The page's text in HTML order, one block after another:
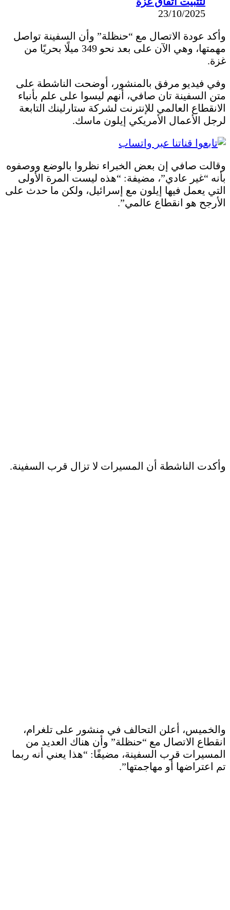
23/10/2025
وأكد عودة الاتصال مع “حنظلة” وأن السفينة تواصل
مهمتها، وهي الآن على بعد نحو 349 ميلًا بحريًا من
غزة.
وفي فيديو مرفق بالمنشور، أوضحت الناشطة على
متن السفينة تان صافي، أنهم ليسوا على علم بأنباء
الانقطاع العالمي للإنترنت لشركة ستارلينك التابعة
لرجل الأعمال الأمريكي إيلون ماسك.
وقالت صافي إن بعض الخبراء نظروا بالوضع ووصفوه
بأنه “غير عادي”، مضيفة: “هذه ليست المرة الأولى
التي يعمل فيها إيلون مع إسرائيل، ولكن ما حدث على
الأرجح هو انقطاع عالمي”.
وأكدت الناشطة أن المسيرات لا تزال قرب السفينة.
والخميس، أعلن التحالف في منشور على تلغرام،
انقطاع الاتصال مع “حنظلة” وأن هناك العديد من
المسيرات قرب السفينة، مضيفًا: “هذا يعني أنه ربما
تم اعتراضها أو مهاجمتها”.